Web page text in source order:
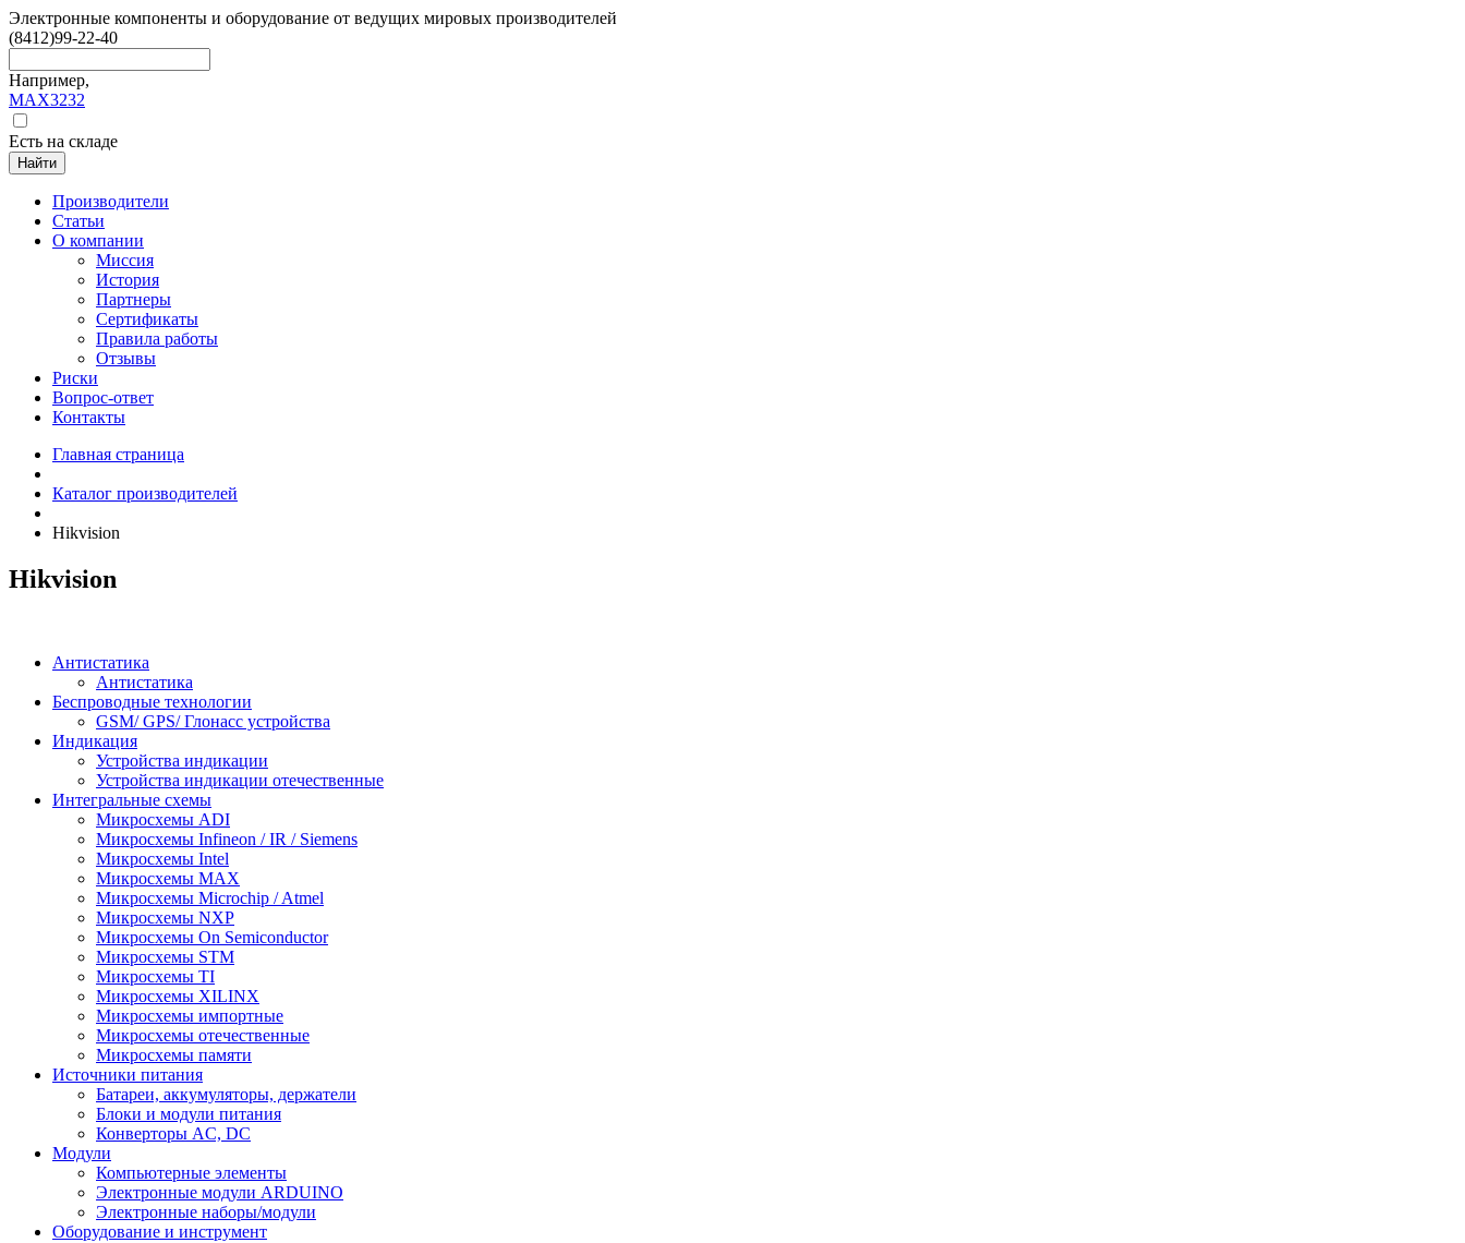
Электронные компоненты и оборудование от ведущих мировых производителей
(8412)99-22-40
Например,
MAX3232
Есть на складе
Найти
Производители
Статьи
О компании
Миссия
История
Партнеры
Сертификаты
Правила работы
Отзывы
Риски
Вопрос-ответ
Контакты
Главная страница
Каталог производителей
Hikvision
Hikvision
Антистатика
Антистатика
Беспроводные технологии
GSM/ GPS/ Глонасс устройства
Индикация
Устройства индикации
Устройства индикации отечественные
Интегральные схемы
Микросхемы ADI
Микросхемы Infineon / IR / Siemens
Микросхемы Intel
Микросхемы MAX
Микросхемы Microchip / Atmel
Микросхемы NXP
Микросхемы On Semiconductor
Микросхемы STM
Микросхемы TI
Микросхемы XILINX
Микросхемы импортные
Микросхемы отечественные
Микросхемы памяти
Источники питания
Батареи, аккумуляторы, держатели
Блоки и модули питания
Конверторы AC, DC
Модули
Компьютерные элементы
Электронные модули ARDUINO
Электронные наборы/модули
Оборудование и инструмент